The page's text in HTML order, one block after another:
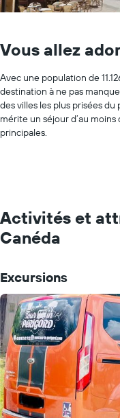
Vous allez
Avec une population de
destination à ne pas
des villes les plus prisées
mérite un séjour d’au
principales.
Activités et
Canéda
Excursions